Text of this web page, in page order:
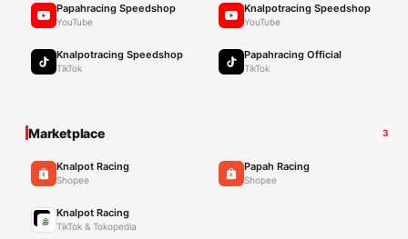
Papahracing Speedshop
YouTube
Knalpotracing Speedshop
YouTube
Knalpotracing Speedshop
TikTok
Papahracing Official
TikTok
Marketplace 3
Knalpot Racing
Shopee
Papah Racing
Shopee
Knalpot Racing
TikTok & Tokopedia